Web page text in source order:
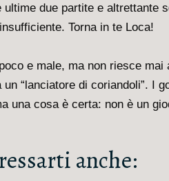
ultime due partite e altrettante
Torna in te Loca!
e male, ma non riesce
un “lanciatore di coriandoli”. I
una cosa è certa: non è un
anche: